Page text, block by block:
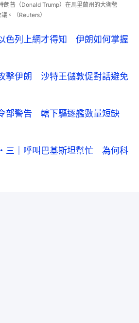
朗普（Donald Trump）在馬里蘭州的大衛營
。（Reuters）
色列上網才得知 伊朗如何掌握
擊伊朗 沙特王儲敦促對話避免
部警告 轄下驅逐艦數量短缺
三｜呼叫巴基斯坦幫忙 為何科